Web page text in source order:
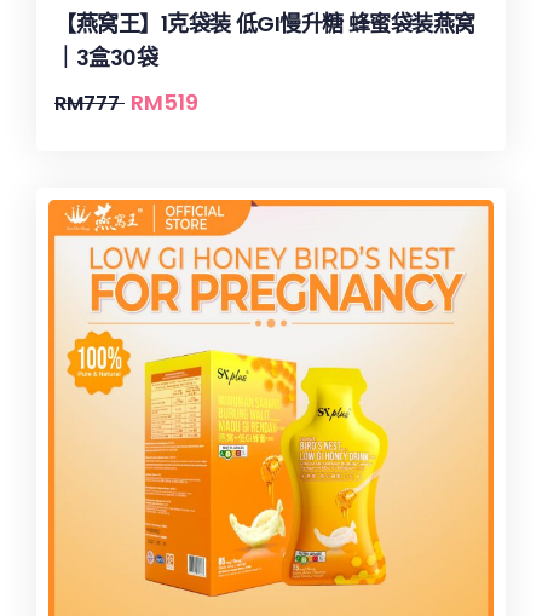
【燕窝王】1克袋装 低GI慢升糖 蜂蜜袋装燕窝
｜3盒30袋
RM777 RM519